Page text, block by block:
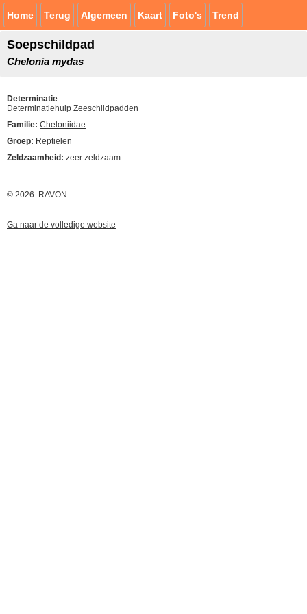
Home Terug Algemeen Kaart Foto's Trend
Soepschildpad
Chelonia mydas
Determinatie
Determinatiehulp Zeeschildpadden
Familie: Cheloniidae
Groep: Reptielen
Zeldzaamheid: zeer zeldzaam
© 2026 RAVON
Ga naar de volledige website